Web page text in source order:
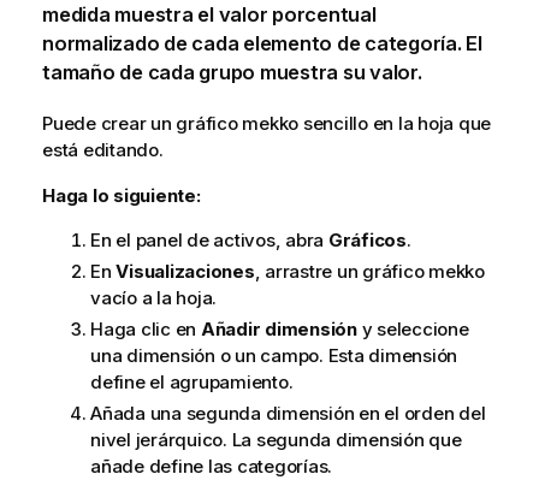
medida muestra el valor porcentual
normalizado de cada elemento de categoría. El
tamaño de cada grupo muestra su valor.
Puede crear un gráfico mekko sencillo en la hoja que
está editando.
Haga lo siguiente:
En el panel de activos, abra Gráficos.
EnVisualizaciones, arrastre un gráfico mekko
vacío a la hoja.
Haga clic en Añadir dimensióny seleccione
una dimensión o un campo. Esta dimensión
define el agrupamiento.
Añada una segunda dimensión en el orden del
nivel jerárquico. La segunda dimensión que
añade define las categorías.